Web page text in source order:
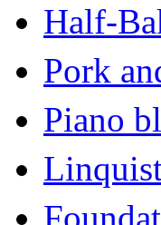
Half-
Pork
Piano